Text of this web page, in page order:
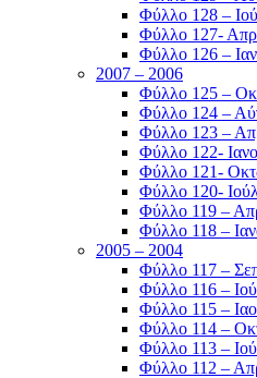
Φύλλο 128 –
Φύλλο 127-
Φύλλο 126 –
2007 – 2006
Φύλλο 125 –
Φύλλο 124 –
Φύλλο 123 –
Φύλλο 122-
Φύλλο 121-
Φύλλο 120-
Φύλλο 119 –
Φύλλο 118 –
2005 – 2004
Φύλλο 117 –
Φύλλο 116 –
Φύλλο 115 –
Φύλλο 114 –
Φύλλο 113 –
Φύλλο 112 –